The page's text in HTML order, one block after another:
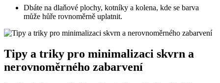
Dbáte na dlaňové plochy, kotníky a kolena, kde se barva
může hůře rovnoměrně uplatnit.
Tipy a triky pro minimalizaci skvrn a
nerovnoměrného zabarvení